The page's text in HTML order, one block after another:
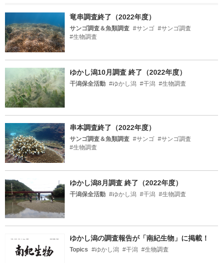
竜串調査終了（2022年度）
サンゴ調査＆魚類調査 #サンゴ #サンゴ調査
#生物調査
ゆかし潟10月調査 終了（2022年度）
干潟保全活動 #ゆかし潟 #干潟 #生物調査
串本調査終了（2022年度）
サンゴ調査＆魚類調査 #サンゴ #サンゴ調査
#生物調査
ゆかし潟8月調査 終了（2022年度）
干潟保全活動 #ゆかし潟 #干潟 #生物調査
ゆかし潟の調査報告が「南紀生物」に掲載！
Topics #ゆかし潟 #干潟 #生物調査